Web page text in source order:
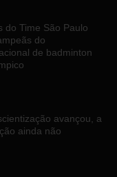
do Time São Paulo
do
de badminton
avançou, a
ainda não